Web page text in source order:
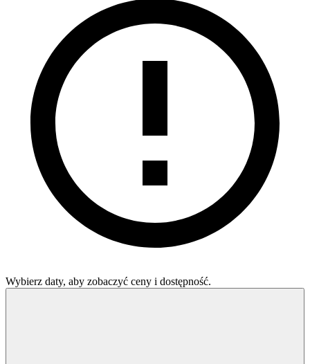
Wybierz daty, aby zobaczyć ceny i dostępność.